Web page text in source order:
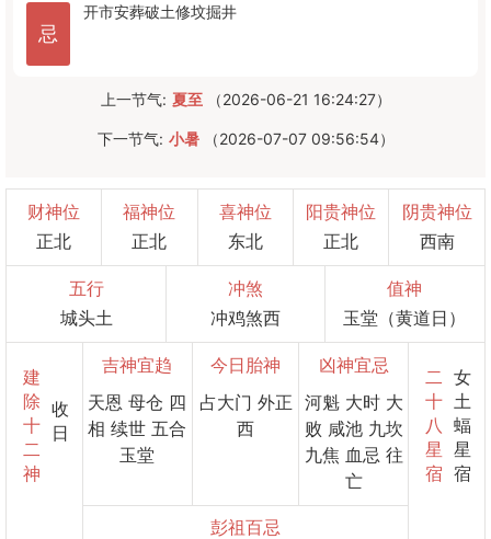
忌
开市安葬破土修坟掘井
上一节气: 夏至 （2026-06-21 16:24:27）
下一节气: 小暑 （2026-07-07 09:56:54）
财神位
正北
福神位
正北
喜神位
东北
阳贵神位
正北
阴贵神位
西南
五行
城头土
冲煞
冲鸡煞西
值神
玉堂（黄道日）
建
除
十
二
神
收
日
吉神宜趋
天恩 母仓 四
相 续世 五合
玉堂
今日胎神
占大门 外正
西
凶神宜忌
河魁 大时 大
败 咸池 九坎
九焦 血忌 往
亡
彭祖百忌
二
十
八
星
宿
女
土
蝠
星
宿